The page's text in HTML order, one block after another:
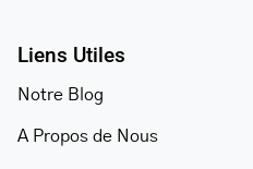
Liens Utiles
Notre Blog
A Propos de Nous